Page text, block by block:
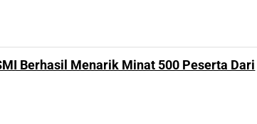
Berhasil Menarik Minat 500 Peserta Dari